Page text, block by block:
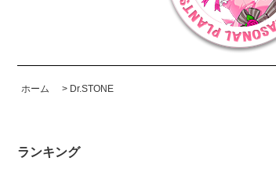
ホーム > Dr.STONE
ランキング